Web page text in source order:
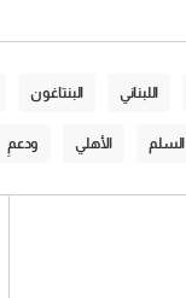
اللبناني البنتاغون
السلم الأهلي ودعمِ